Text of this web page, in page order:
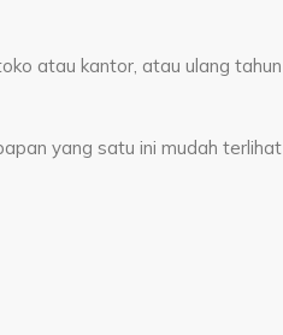
atau kantor, atau ulang tahun
yang satu ini mudah terlihat